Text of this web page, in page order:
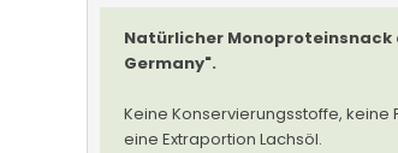
Natürlicher Monoproteinsnack
Germany".
Keine Konservierungsstoffe, keine
eine Extraportion Lachsöl.